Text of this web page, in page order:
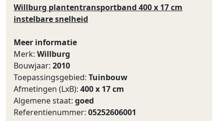
Willburg plantentransportband 400 x 17 cm
instelbare snelheid
Meer informatie
Merk: Willburg
Bouwjaar: 2010
Toepassingsgebied: Tuinbouw
Afmetingen (LxB): 400 x 17 cm
Algemene staat: goed
Referentienummer: 05252606001